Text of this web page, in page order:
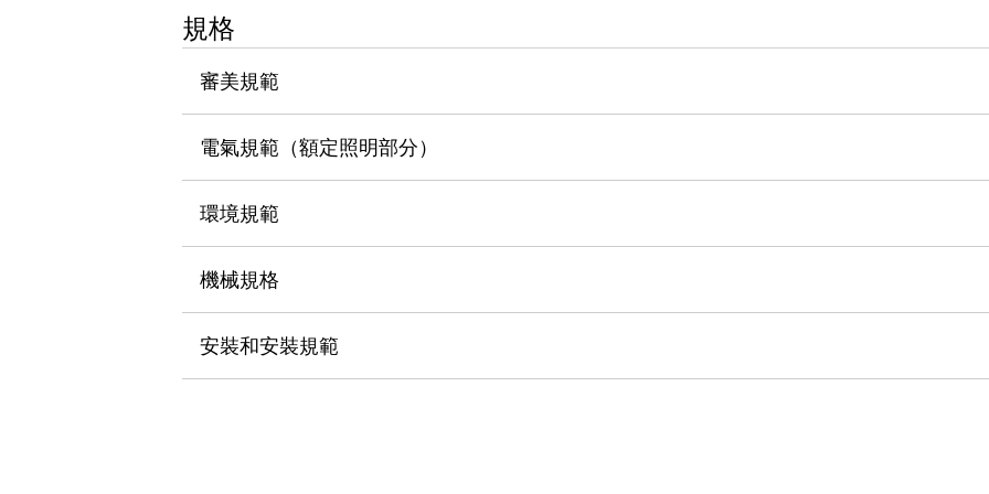
使人機協作更安全、更高效
提高半導體製造裝置設計自由度的方法
瞬間完成開關的更換，避免停機時間拉長
瀏覽全部
規格
審美規範
電氣規範（額定照明部分）
環境規範
機械規格
安裝和安裝規範